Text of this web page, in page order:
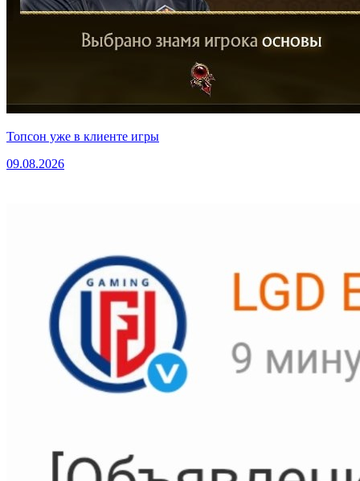
Топсон уже в клиенте игры
09.08.2026